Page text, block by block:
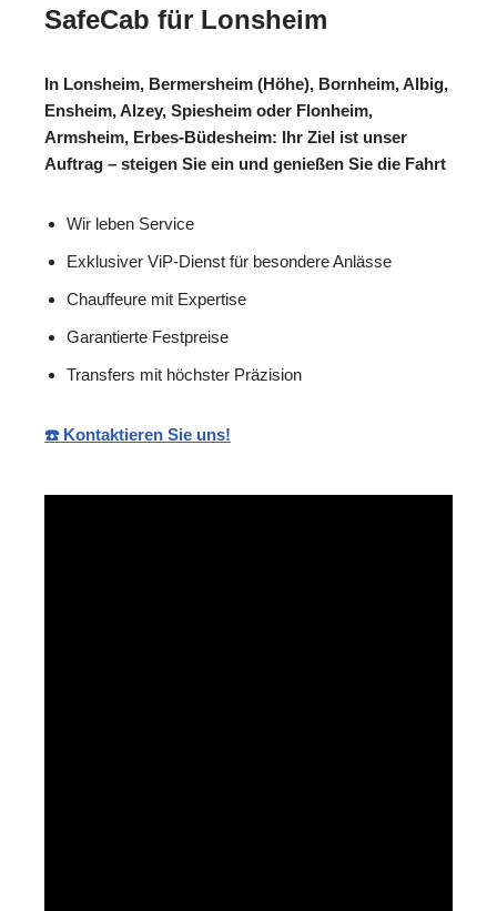
SafeCab für Lonsheim
In Lonsheim, Bermersheim (Höhe), Bornheim, Albig,
Ensheim, Alzey, Spiesheim oder Flonheim,
Armsheim, Erbes-Büdesheim: Ihr Ziel ist unser
Auftrag – steigen Sie ein und genießen Sie die Fahrt
Wir leben Service
Exklusiver ViP-Dienst für besondere Anlässe
Chauffeure mit Expertise
Garantierte Festpreise
Transfers mit höchster Präzision
☎️ Kontaktieren Sie uns!